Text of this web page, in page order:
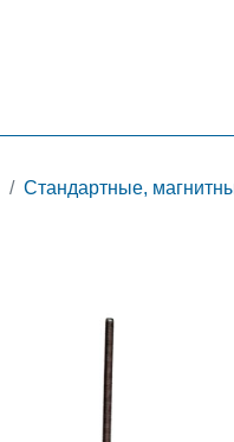
Стандартные,